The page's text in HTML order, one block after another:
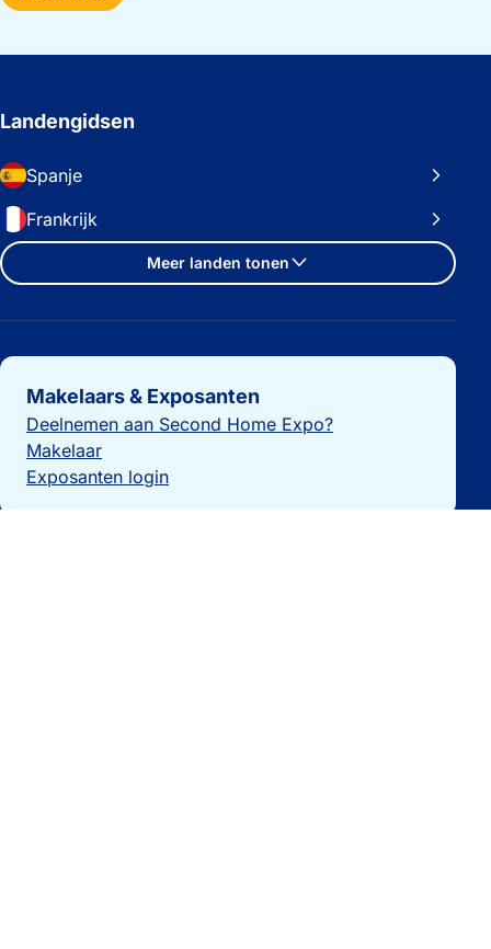
Landengidsen
Spanje
Frankrijk
Meer landen tonen
Belangrijke links
Makelaars & Exposanten
Deelnemen aan Second Home Expo?
Makelaar
Exposanten login